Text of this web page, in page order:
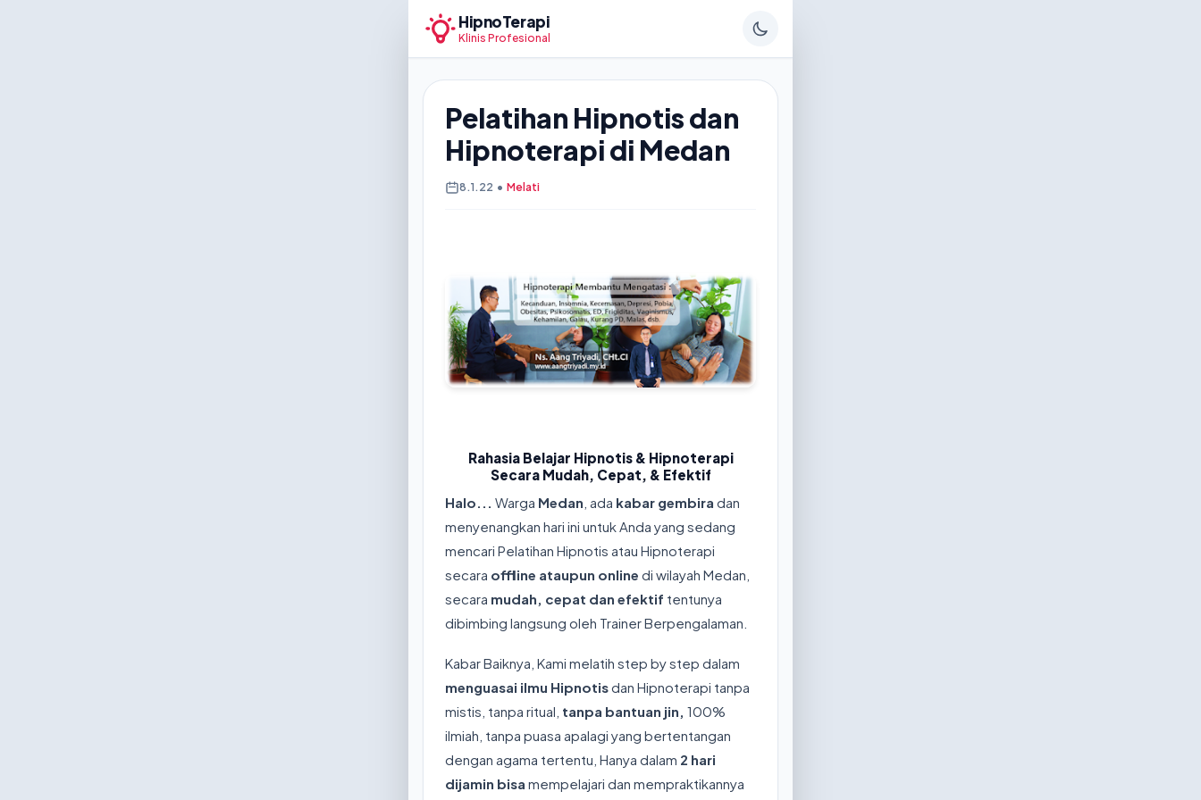
HipnoTerapi
Klinis Profesional
Pelatihan Hipnotis dan
Hipnoterapi di Medan
8.1.22 • Melati
Rahasia Belajar Hipnotis & Hipnoterapi
Secara Mudah, Cepat, & Efektif
Halo... Warga Medan , ada kabar gembira dan
menyenangkan hari ini untuk Anda yang sedang
mencari Pelatihan Hipnotis atau Hipnoterapi
secara offline ataupun online di wilayah Medan,
secara mudah, cepat dan efektif tentunya
dibimbing langsung oleh Trainer Berpengalaman.
Kabar Baiknya, Kami melatih step by step dalam
menguasai ilmu Hipnotisdan Hipnoterapi tanpa
mistis, tanpa ritual, tanpa bantuan jin, 100%
ilmiah, tanpa puasa apalagi yang bertentangan
dengan agama tertentu, Hanya dalam 2 hari
dijamin bisa mempelajari dan mempraktikannya